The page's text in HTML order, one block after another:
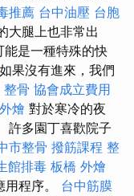
推薦 台中油壓 台胞
大腿上也非常出
是一種特殊的快
如果沒有進來，我們
整骨 協會成立費用
燴 對於寒冷的夜
許多園丁喜歡院子
市整骨 撥筋課程 整
館排毒 板橋 外燴
程序。 台中筋膜